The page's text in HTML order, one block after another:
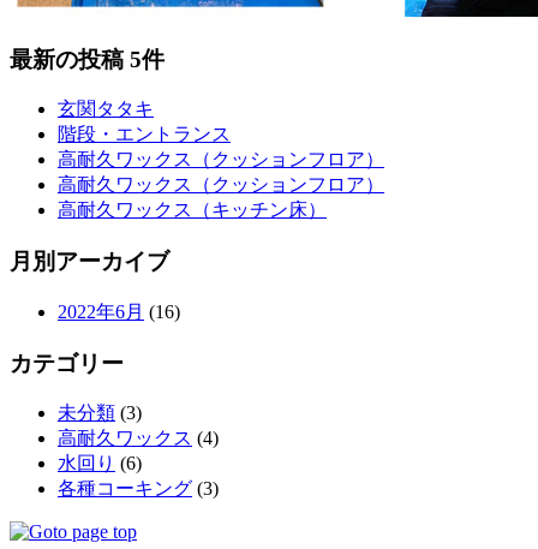
最新の投稿 5件
玄関タタキ
階段・エントランス
高耐久ワックス（クッションフロア）
高耐久ワックス（クッションフロア）
高耐久ワックス（キッチン床）
月別アーカイブ
2022年6月 (16)
カテゴリー
未分類 (3)
高耐久ワックス (4)
水回り (6)
各種コーキング (3)